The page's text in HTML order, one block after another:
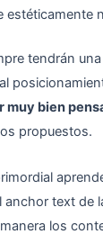
estéticamente
tendrán
muy bien
propuestos.
text de
los